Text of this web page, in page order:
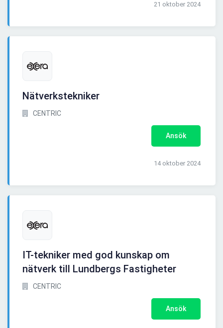
21 oktober 2024
Nätverkstekniker
CENTRIC
Ansök
14 oktober 2024
IT-tekniker med god kunskap om
nätverk till Lundbergs Fastigheter
CENTRIC
Ansök